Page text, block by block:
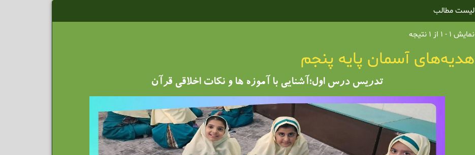
لیست مطالب
نمایش 1 - 1 از 1 نتیجه
هدیه‌های آسمان پایه پنجم
تدریس درس اول؛آشنایی با آموزه ها و نکات اخلاقی قرآن